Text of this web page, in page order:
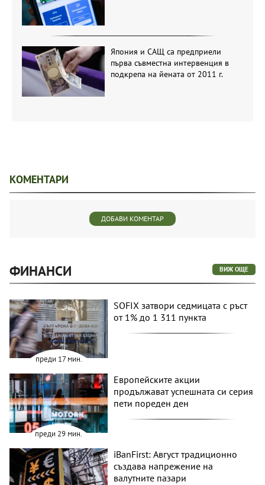
Япония и САЩ са предприели
първа съвместна интервенция в
подкрепа на йената от 2011 г.
КОМЕНТАРИ
ДОБАВИ КОМЕНТАР
ФИНАНСИ ВИЖ ОЩЕ
преди 17 мин.
SOFIX затвори седмицата с ръст
от 1% до 1 311 пункта
преди 29 мин.
Европейските акции
продължават успешната си серия
пети пореден ден
iBanFirst: Август традиционно
създава напрежение на
валутните пазари